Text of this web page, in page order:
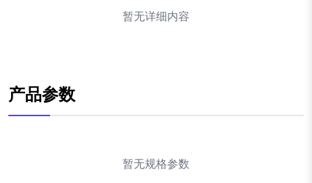
暂无详细内容
产品参数
暂无规格参数